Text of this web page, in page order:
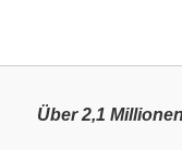
Über 2,1